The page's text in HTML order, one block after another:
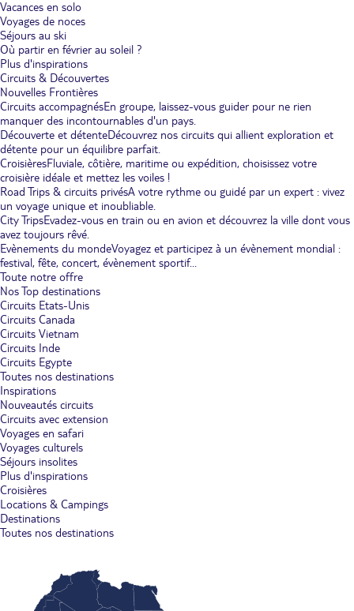
Vacances en solo
Voyages de noces
Séjours au ski
Où partir en février au soleil ?
Plus d'inspirations
Circuits & Découvertes
Nouvelles Frontières
Circuits accompagnésEn groupe, laissez-vous guider pour ne rien
manquer des incontournables d'un pays.
Découverte et détenteDécouvrez nos circuits qui allient exploration et
détente pour un équilibre parfait.
CroisièresFluviale, côtière, maritime ou expédition, choisissez votre
croisière idéale et mettez les voiles !
Road Trips & circuits privésA votre rythme ou guidé par un expert : vivez
un voyage unique et inoubliable.
City TripsEvadez-vous en train ou en avion et découvrez la ville dont vous
avez toujours rêvé.
Evènements du mondeVoyagez et participez à un évènement mondial :
festival, fête, concert, évènement sportif...
Toute notre offre
Nos Top destinations
Circuits Etats-Unis
Circuits Canada
Circuits Vietnam
Circuits Inde
Circuits Egypte
Toutes nos destinations
Inspirations
Nouveautés circuits
Circuits avec extension
Voyages en safari
Voyages culturels
Séjours insolites
Plus d'inspirations
Croisières
Locations & Campings
Destinations
Toutes nos destinations